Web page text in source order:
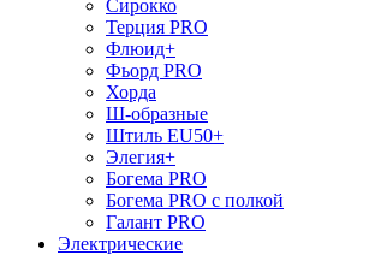
Сирокко
Терция PRO
Флюид+
Фьорд PRO
Хорда
Ш-образные
Штиль EU50+
Элегия+
Богема PRO
Богема PRO с полкой
Галант PRO
Электрические